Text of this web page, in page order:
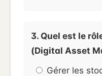
3. Quel est le
(Digital Asset
Gérer les